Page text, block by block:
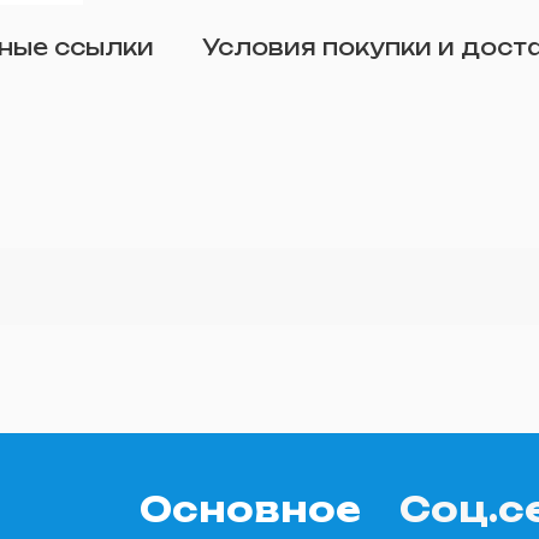
ссылки Условия покупки и
Основное
желанию)